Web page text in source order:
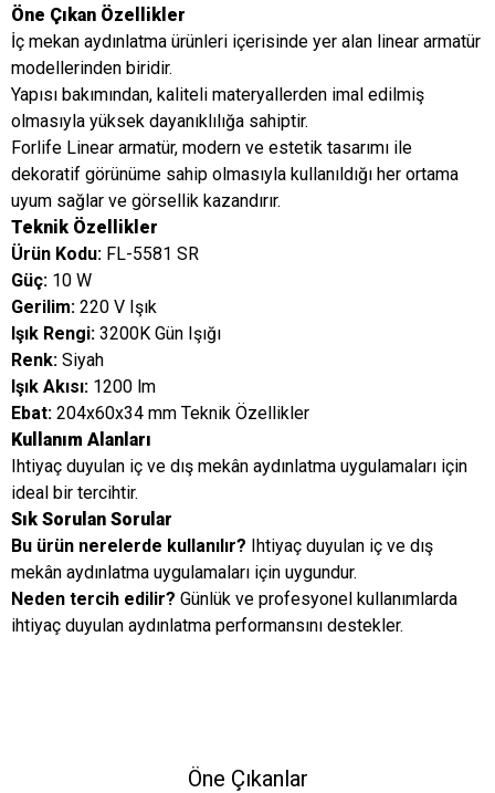
Öne Çıkan Özellikler
İç mekan aydınlatma ürünleri içerisinde yer alan linear armatür
modellerinden biridir.
Yapısı bakımından, kaliteli materyallerden imal edilmiş
olmasıyla yüksek dayanıklılığa sahiptir.
Forlife Linear armatür, modern ve estetik tasarımı ile
dekoratif görünüme sahip olmasıyla kullanıldığı her ortama
uyum sağlar ve görsellik kazandırır.
Teknik Özellikler
Ürün Kodu: FL-5581 SR
Güç: 10 W
Gerilim: 220 V Işık
Işık Rengi: 3200K Gün Işığı
Renk: Siyah
Işık Akısı: 1200 lm
Ebat: 204x60x34 mm Teknik Özellikler
Kullanım Alanları
Ihtiyaç duyulan iç ve dış mekân aydınlatma uygulamaları için
ideal bir tercihtir.
Sık Sorulan Sorular
Bu ürün nerelerde kullanılır? Ihtiyaç duyulan iç ve dış
mekân aydınlatma uygulamaları için uygundur.
Neden tercih edilir? Günlük ve profesyonel kullanımlarda
ihtiyaç duyulan aydınlatma performansını destekler.
Öne Çıkanlar